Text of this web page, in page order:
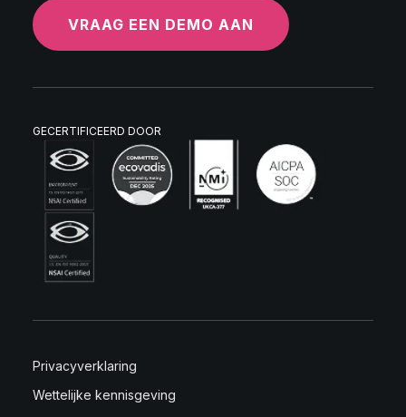
VRAAG EEN DEMO AAN
GECERTIFICEERD DOOR
Privacyverklaring
Wettelijke kennisgeving